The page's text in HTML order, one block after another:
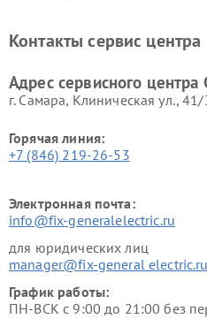
Electric
Контакты сервис центра
Адрес сервисного
г. Самара, Клиническая ул.,
Горячая линия:
+7 (846) 219-26-53
Электронная почта:
info@fix-generalelectric.ru
для юридических лиц
manager@fix-general electric.ru
График работы:
ПН-ВСК с 9:00 до 21:00 без